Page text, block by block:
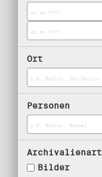
Ort
Personen
Archivalienart
Bilder